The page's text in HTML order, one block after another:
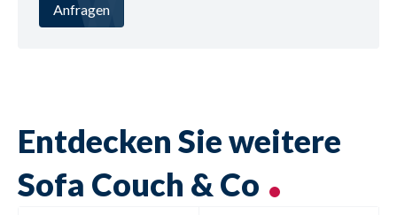
Anfragen
Entdecken Sie weitere
Sofa Couch & Co